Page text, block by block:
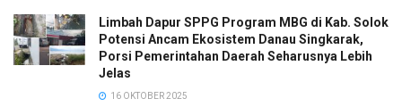
Limbah Dapur SPPG Program MBG di Kab. Solok
Potensi Ancam Ekosistem Danau Singkarak,
Porsi Pemerintahan Daerah Seharusnya Lebih
Jelas
16 OKTOBER 2025